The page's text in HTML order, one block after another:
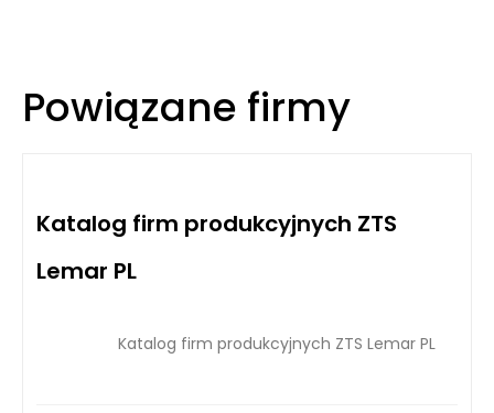
Powiązane firmy
Katalog firm produkcyjnych ZTS
Lemar PL
Katalog firm produkcyjnych ZTS Lemar PL